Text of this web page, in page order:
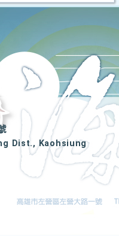
Dist., Kaohsiung